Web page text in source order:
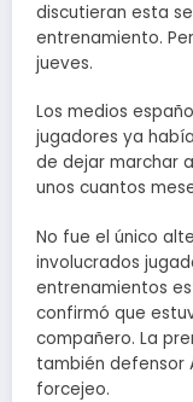
discutieran esta
entrenamiento.
jueves.
Los medios
jugadores ya
de dejar marchar
unos cuantos
No fue el único
involucrados
entrenamientos
confirmó que
compañero. La
también defensor
forcejeo.